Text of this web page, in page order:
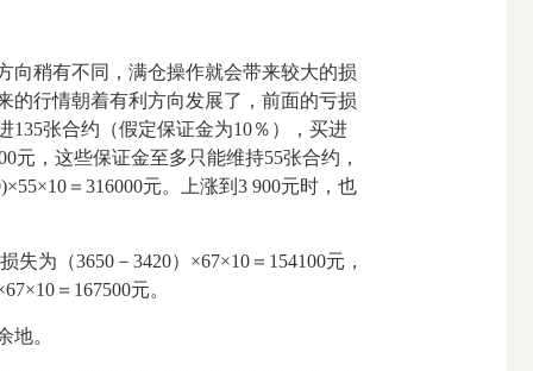
稍有不同，满仓操作就会带来较大的损
的行情朝着有利方向发展了，前面的亏损
135张合约（假定保证金为10％），买进
元，这些保证金至多只能维持55张合约，
＝316000元。上涨到3 900元时，也
为（3650－3420）×67×10＝154100元，
＝167500元。
。